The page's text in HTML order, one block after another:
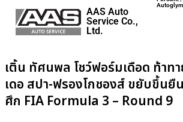
Home
Events
Career
AAS Auto
Service Co.,
Ltd.
Autoglym
เติ้น ทัศนพล โชว์ฟอร์มเดือด ท้าท
เดอ สปา-ฟรองโกชองส์ ขยับขึ้นยื
ศึก FIA Formula 3 – Round 9